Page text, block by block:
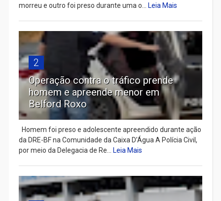
morreu e outro foi preso durante uma o... Leia Mais
2
Operação contra o tráfico prende
homem e apreende menor em
Belford Roxo
Homem foi preso e adolescente apreendido durante ação
da DRE-BF na Comunidade da Caixa D’Água A Polícia Civil,
por meio da Delegacia de Re... Leia Mais